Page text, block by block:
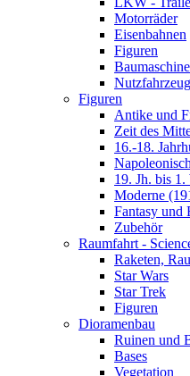
Motorräder
Eisenbahnen
Figuren
Figuren
Antike und
Zeit des
16.-18.
19. Jh. bis
Moderne
Fantasy und
Zubehör
Raumfahrt -
Raketen,
Star Wars
Star Trek
Figuren
Dioramenbau
Ruinen und
Bases
Vegetation